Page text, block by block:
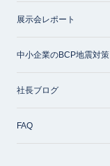
展示会レポート
中小企業のBCP地震対策
社長ブログ
FAQ